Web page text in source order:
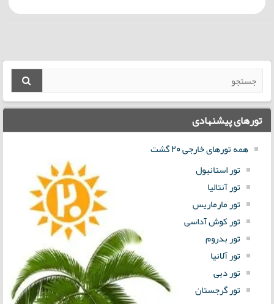
تورهای پیشنهادی
همه تورهای خارجی 20 گشت
تور استانبول
تور آنتالیا
تور مارماریس
تور کوش آداسی
تور بدروم
تور آلانیا
تور دبی
تور گرجستان